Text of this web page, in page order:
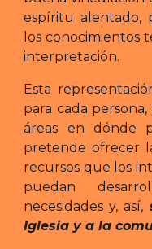
espíritu alentado,
los conocimientos
interpretación.
Esta
para cada
áreas en dónde
pretende ofrecer
recursos que los
puedan
necesidades y, así,
Iglesia y a la